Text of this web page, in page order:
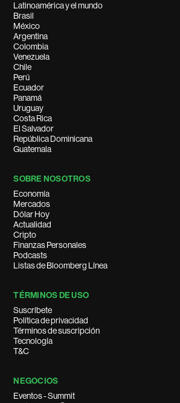
Latinoamérica y el mundo
Brasil
México
Argentina
Colombia
Venezuela
Chile
Perú
Ecuador
Panamá
Uruguay
Costa Rica
El Salvador
República Dominicana
Guatemala
SOBRE NOSOTROS
Economía
Mercados
Dólar Hoy
Actualidad
Cripto
Finanzas Personales
Podcasts
Listas de Bloomberg Línea
TÉRMINOS DE USO
Suscríbete
Política de privacidad
Términos de suscripción
Tecnología
T&C
NEGOCIOS
Eventos - Summit